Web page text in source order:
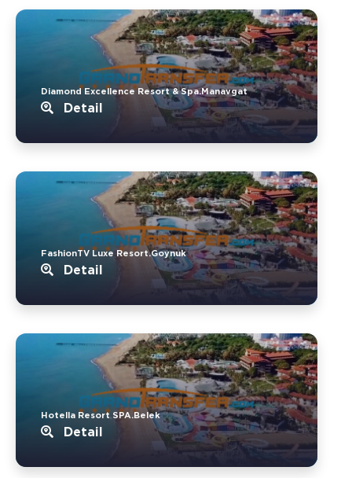
Diamond Excellence Resort & Spa.Manavgat
Detail
FashionTV Luxe Resort.Goynuk
Detail
Hotella Resort SPA.Belek
Detail